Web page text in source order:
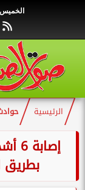
الخميس
الرئيسية
بطريق